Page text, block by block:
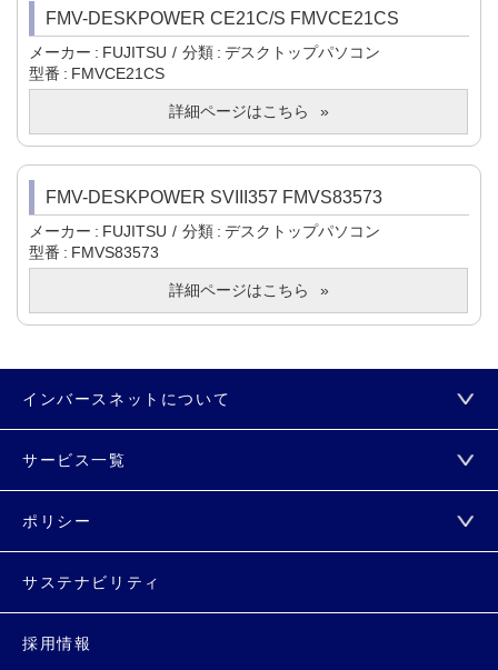
FMV-DESKPOWER CE21C/S FMVCE21CS
メーカー FUJITSU 分類
デスクトップパソコン
型番
FMVCE21CS
詳細ページはこちら
FMV-DESKPOWER SVIII357 FMVS83573
メーカー FUJITSU 分類
デスクトップパソコン
型番
FMVS83573
詳細ページはこちら
インバースネットについて
サービス一覧
ポリシー
サステナビリティ
採用情報